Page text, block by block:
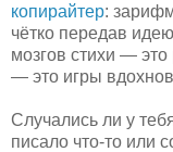
копирайтер:
чётко передав
мозгов стихи —
— это игры
Случались ли у
писало что-то или